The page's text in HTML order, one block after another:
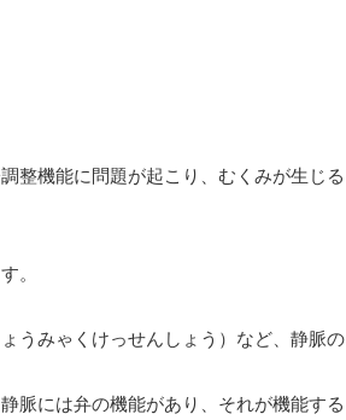
整機能に問題が起こり、むくみが生じる
。
うみゃくけっせんしょう）など、静脈の
脈には弁の機能があり、それが機能する